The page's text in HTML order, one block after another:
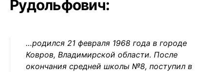
Рудольфович:
…родился 21 февраля 1968 года в городе
Ковров, Владимирской области. После
окончания средней школы №8, поступил в